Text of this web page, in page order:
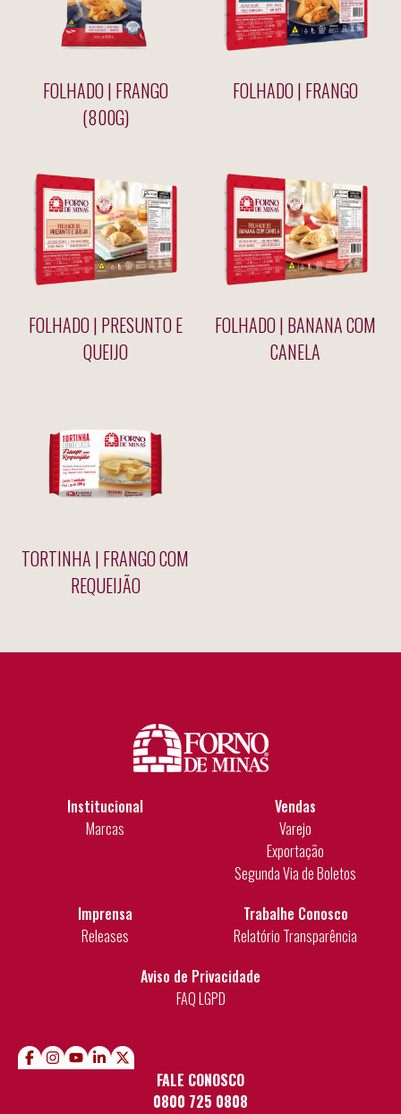
FOLHADO | FRANGO
(800G)
FOLHADO | FRANGO
FOLHADO | PRESUNTO E
QUEIJO
FOLHADO | BANANA COM
CANELA
TORTINHA | FRANGO COM
REQUEIJÃO
Institucional
Marcas
Vendas
Varejo
Exportação
Segunda Via de Boletos
Imprensa
Releases
Trabalhe Conosco
Relatório Transparência
Aviso de Privacidade
FAQ LGPD
FALE CONOSCO
0800 725 0808